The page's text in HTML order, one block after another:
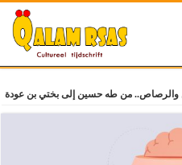
والرصاص.. من طه حسين إلى بختي بن عودة